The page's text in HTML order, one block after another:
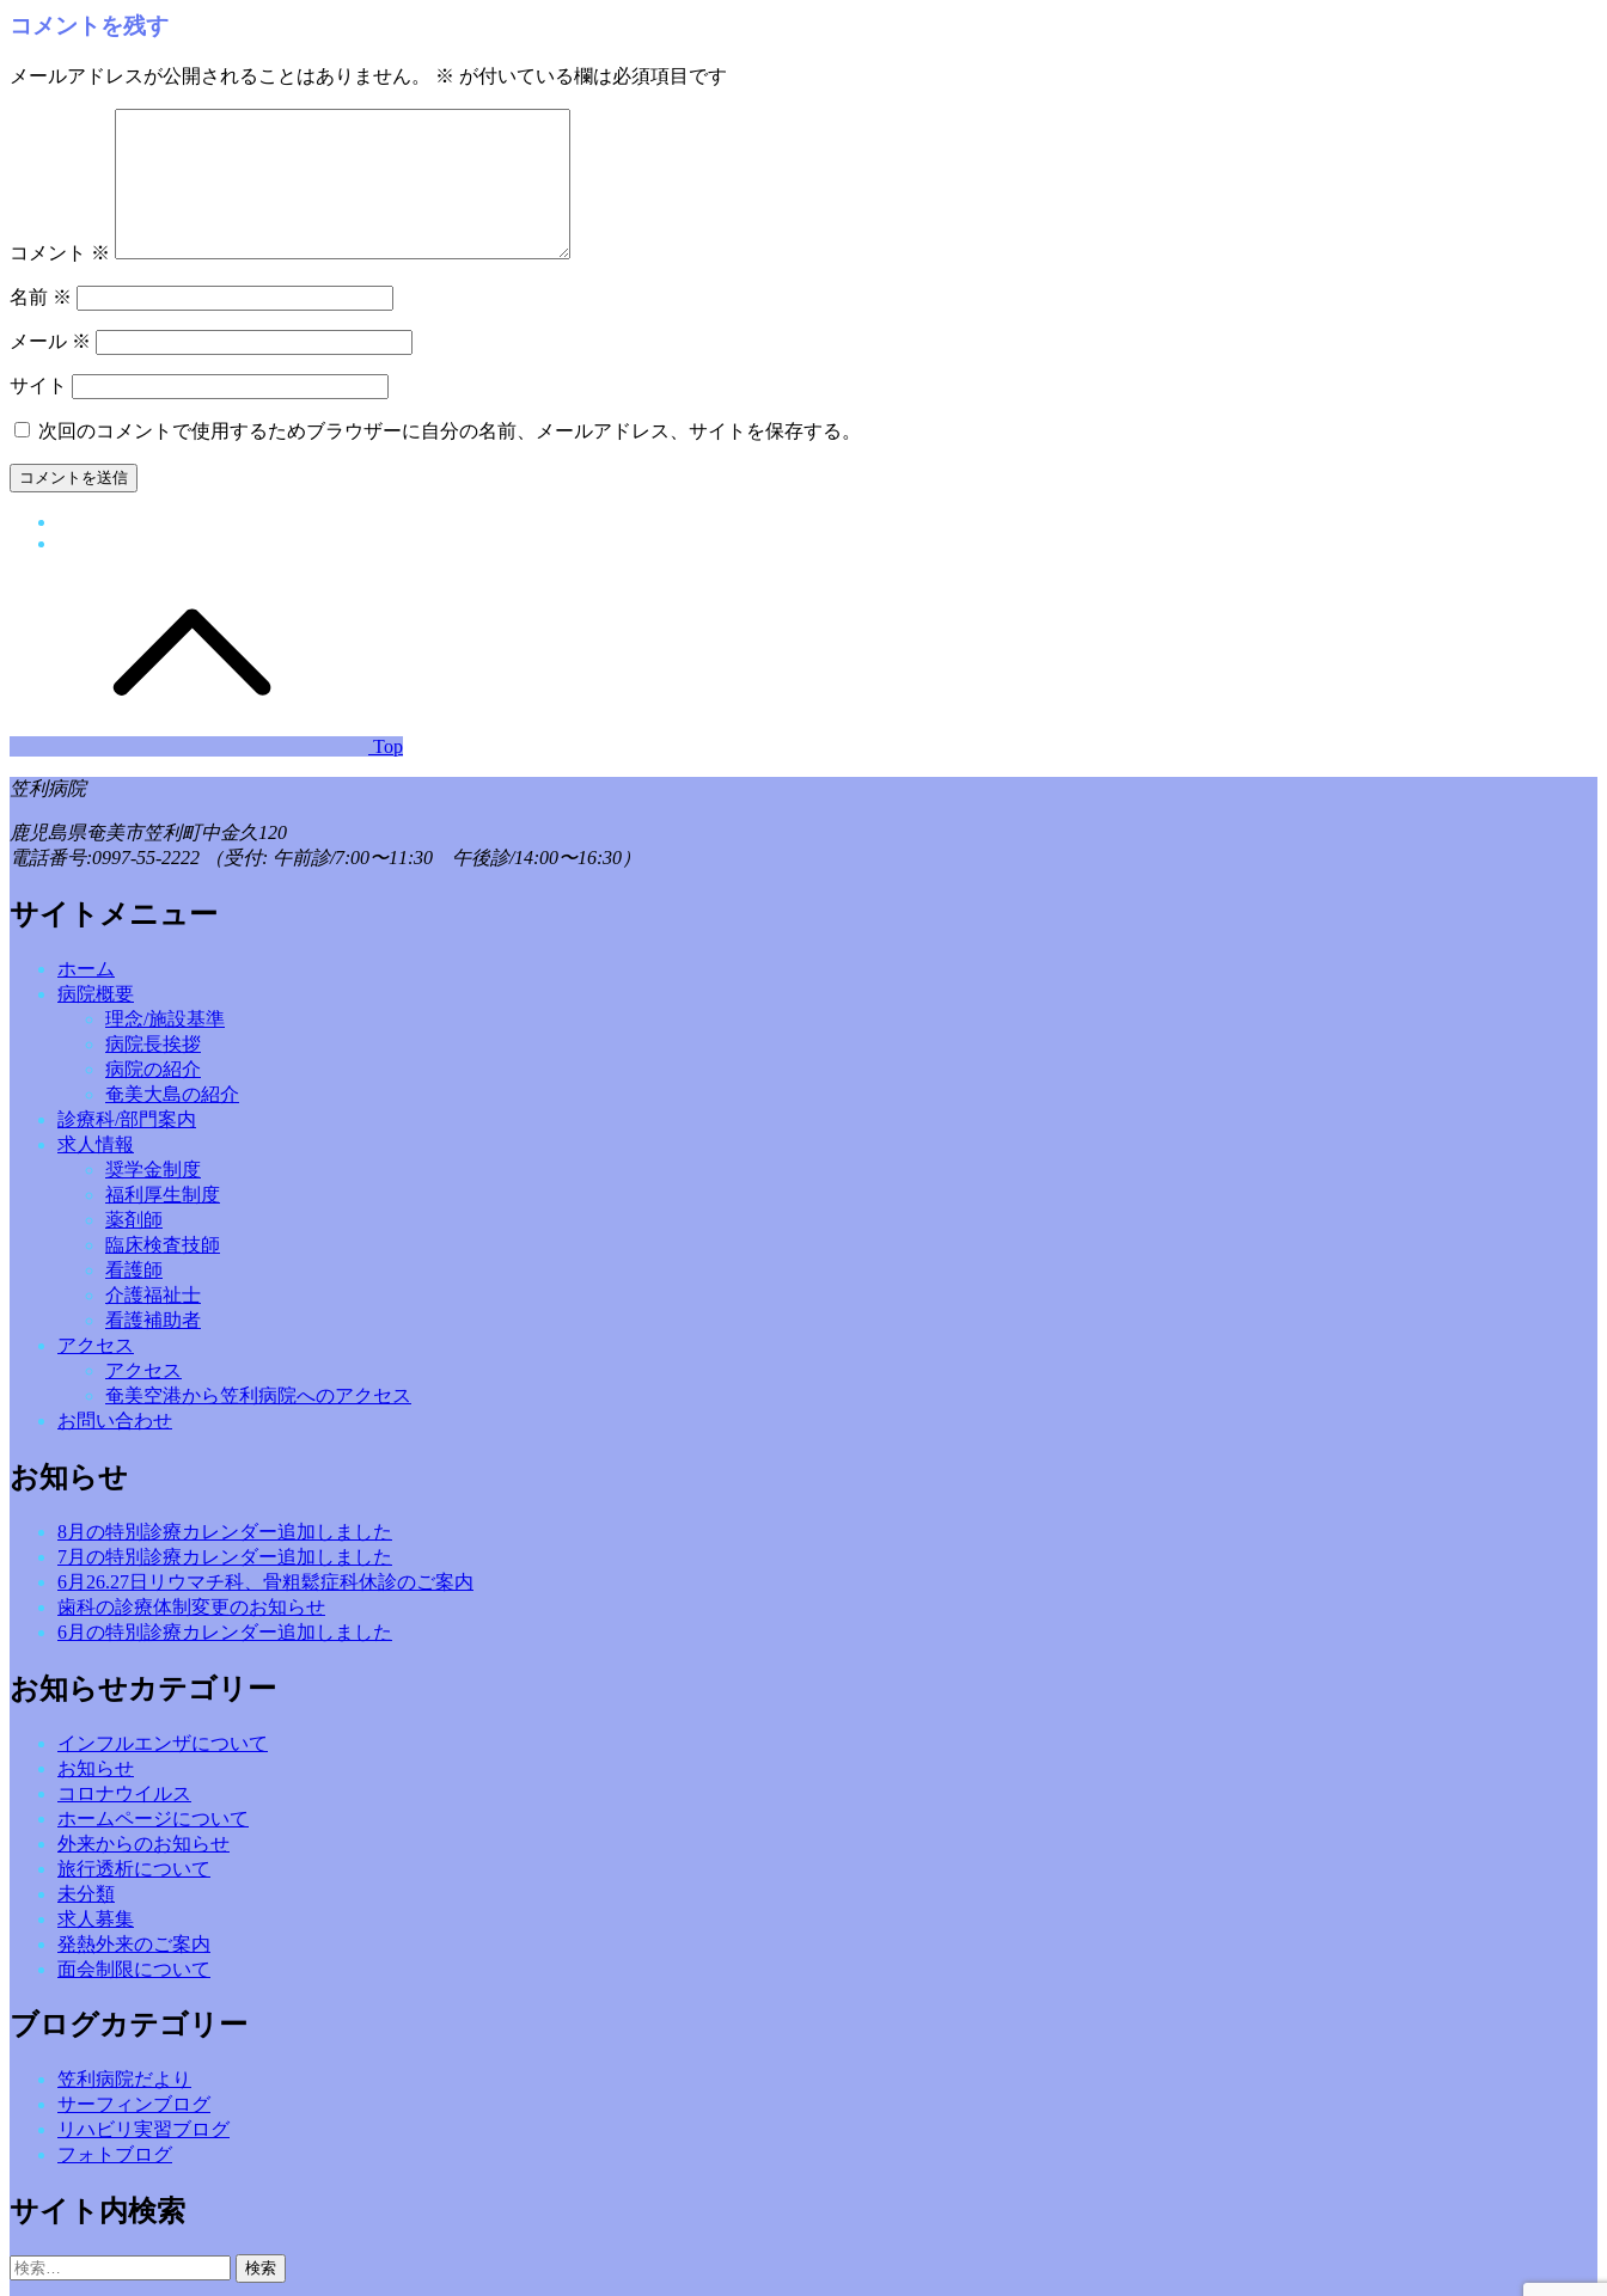
コメントを残す
メールアドレスが公開されることはありません。 ※ が付いている欄は必須項目です
コメント ※
名前 ※
メール ※
サイト
次回のコメントで使用するためブラウザーに自分の名前、メールアドレス、サイトを保存する。
Top
笠利病院
鹿児島県奄美市笠利町中金久120
電話番号:0997-55-2222
（受付: 午前診/7:00〜11:30 午後診/14:00〜16:30）
サイトメニュー
ホーム
病院概要
理念/施設基準
病院長挨拶
病院の紹介
奄美大島の紹介
診療科/部門案内
求人情報
奨学金制度
福利厚生制度
薬剤師
臨床検査技師
看護師
介護福祉士
看護補助者
アクセス
アクセス
奄美空港から笠利病院へのアクセス
お問い合わせ
お知らせ
8月の特別診療カレンダー追加しました
7月の特別診療カレンダー追加しました
6月26.27日リウマチ科、骨粗鬆症科休診のご案内
歯科の診療体制変更のお知らせ
6月の特別診療カレンダー追加しました
お知らせカテゴリー
インフルエンザについて
お知らせ
コロナウイルス
ホームページについて
外来からのお知らせ
旅行透析について
未分類
求人募集
発熱外来のご案内
面会制限について
ブログカテゴリー
笠利病院だより
サーフィンブログ
リハビリ実習ブログ
フォトブログ
サイト内検索
検